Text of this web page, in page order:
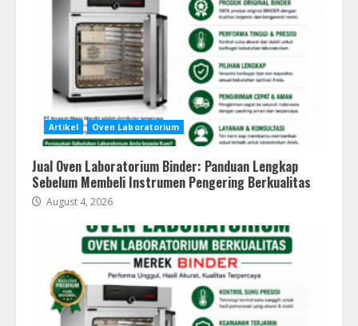
Artikel Oven Laboratorium
Jual Oven Laboratorium Binder: Panduan Lengkap
Sebelum Membeli Instrumen Pengering Berkualitas
August 4, 2026